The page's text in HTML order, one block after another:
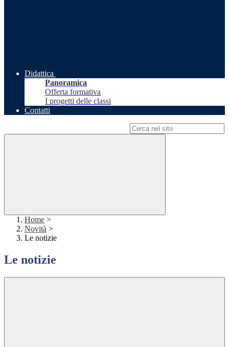
Didattica
Panoramica
Offerta formativa
I progetti delle classi
Contatti
Home >
Novità >
Le notizie
Le notizie